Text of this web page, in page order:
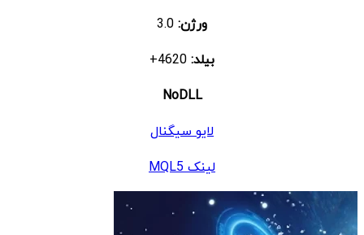
ورژن:
بیلد:
NoDLL
لایو سیگنال
لینک MQL5